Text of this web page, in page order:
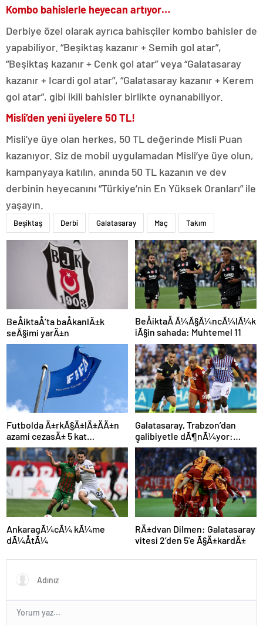
Kombo bahislerle heyecan artıyor…
Derbiye özel olarak ayrıca bahisçiler kombo bahisler de
yapabiliyor. “Beşiktaş kazanır + Semih gol atar”,
“Beşiktaş kazanır + Cenk gol atar” veya “Galatasaray
kazanır + Icardi gol atar”, “Galatasaray kazanır + Kerem
gol atar”, gibi ikili bahisler birlikte oynanabiliyor.
Misli’den yeni üyelere 50 TL!
Misli’ye üye olan herkes, 50 TL değerinde Misli Puan
kazanıyor. Siz de mobil uygulamadan Misli’ye üye olun,
kampanyaya katılın, anında 50 TL kazanın ve dev
derbinin heyecanını “Türkiye’nin En Yüksek Oranları” ile
yaşayın.
Beşiktaş Derbi Galatasaray Maç Takım
BeÅiktaÅ’ta baÅkanlÄ±k
seÃ§imi yarÄ±n
BeÅiktaÅ Ã¼Ã§Ã¼ncÃ¼lÃ¼k
iÃ§in sahada: Muhtemel 11
Futbolda Ä±rkÃ§Ä±lÄ±ÄÄ±n
azami cezasÄ± 5 kat
arttÄ±rÄ±ldÄ±
Galatasaray, Trabzon’dan
galibiyetle dÃ¶nÃ¼yor:
ÅampiyonluÄa 1 puan kaldÄ±!
AnkaragÃ¼cÃ¼ kÃ¼me
dÃ¼ÅtÃ¼
RÄ±dvan Dilmen: Galatasaray
vitesi 2’den 5’e Ã§Ä±kardÄ±